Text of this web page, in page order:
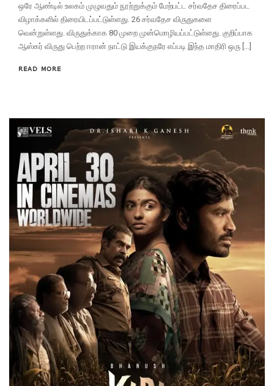
ஒரே ஆண்டில் உலகம் முழுவதும் நூற்றுக்கும் மேற்பட்ட சர்வதேச திரைப்பட
விழாக்களில் திரையிடப்பட்டுள்ளது. 26 சர்வதேச விருதுகளை
வென்றுள்ளது. விருதுக்காக 80 முறை முன்மொழியப்பட்டுள்ளது. குறிப்பாக
ஆஸ்கர் விருது பெற்ற ஈரான் நாட்டு இயக்குநரே எப்படி இந்த மாதிரி ஒரு […]
READ MORE